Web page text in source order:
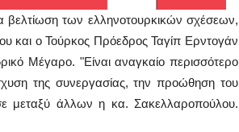
των ελληνοτουρκικών σχέσεων,
και ο Τούρκος Πρόεδρος Ταγίπ Ερντογάν
Μέγαρο. "Είναι αναγκαίο περισσότερο
της συνεργασίας, την προώθηση του
μεταξύ άλλων η κα. Σακελλαροπούλου.